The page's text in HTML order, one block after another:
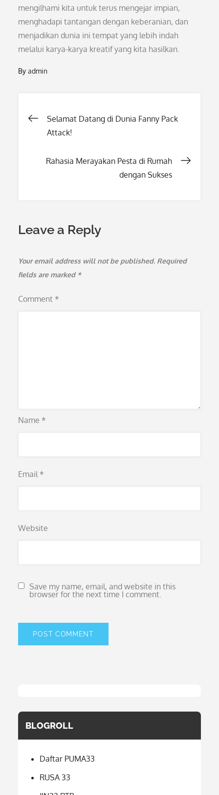
mengilhami kita untuk terus mengejar impian,
menghadapi tantangan dengan keberanian, dan
menjadikan dunia ini tempat yang lebih indah
melalui karya-karya kreatif yang kita hasilkan.
Byadmin
Post
Selamat Datang di Dunia Fanny Pack
Attack!
Rahasia Merayakan Pesta di Rumah
dengan Sukses
Leave a Reply
Your email address will not be published. Required
fields are marked *
Comment *
Name *
Email *
Website
Save my name, email, and website in this
browser for the next time I comment.
BLOGROLL
Daftar PUMA33
RUSA 33